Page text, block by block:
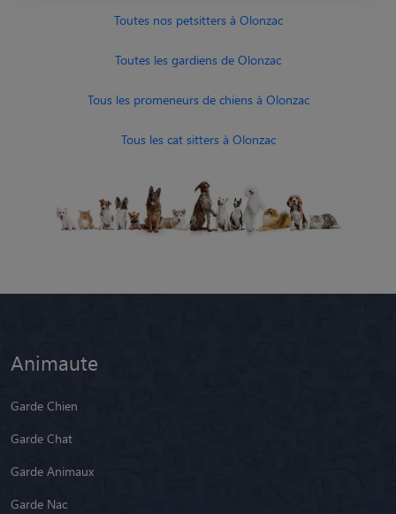
Toutes nos petsitters à Olonzac
Toutes les gardiens de Olonzac
Tous les promeneurs de chiens à Olonzac
Tous les cat sitters à Olonzac
Animaute
Garde Chien
Garde Chat
Garde Animaux
Garde Nac